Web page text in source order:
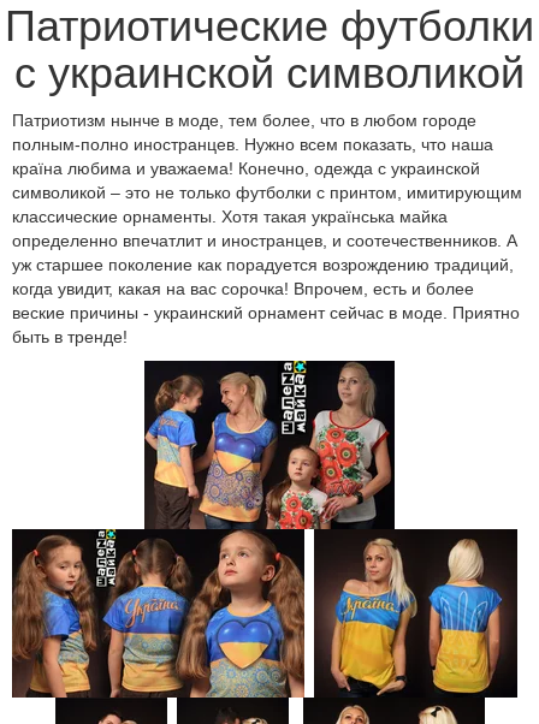
Патриотические футболки
с украинской символикой
Патриотизм нынче в моде, тем более, что в любом городе
полным-полно иностранцев. Нужно всем показать, что наша
країна любима и уважаема! Конечно, одежда с украинской
символикой – это не только футболки с принтом, имитирующим
классические орнаменты. Хотя такая українська майка
определенно впечатлит и иностранцев, и соотечественников. А
уж старшее поколение как порадуется возрождению традиций,
когда увидит, какая на вас сорочка! Впрочем, есть и более
веские причины - украинский орнамент сейчас в моде. Приятно
быть в тренде!